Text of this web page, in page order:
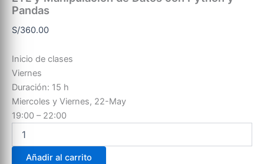
Pandas
S/360.00
Inicio de clases
Viernes
Duración: 15 h
Miercoles y Viernes, 22-May
19:00 – 22:00
Añadir al carrito